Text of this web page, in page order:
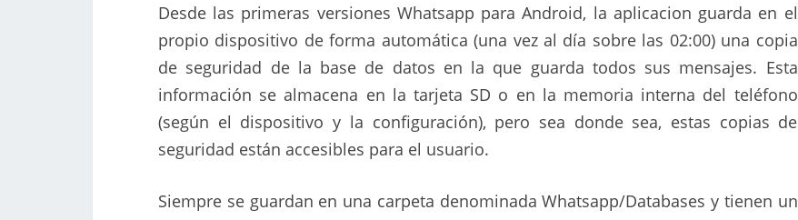
Desde las primeras versiones Whatsapp para Android, la aplicacion guarda en el
propio dispositivo de forma automática (una vez al día sobre las 02:00) una copia
de seguridad de la base de datos en la que guarda todos sus mensajes. Esta
información se almacena en la tarjeta SD o en la memoria interna del teléfono
(según el dispositivo y la configuración), pero sea donde sea, estas copias de
seguridad están accesibles para el usuario.
Siempre se guardan en una carpeta denominada Whatsapp/Databases y tienen un